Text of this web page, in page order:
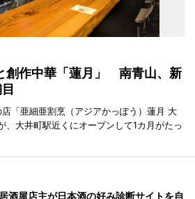
創作中華「蓮月」 南青山、新
「亜細亜割烹（アジアかっぽう）蓮月 大
、大井町駅近くにオープンして1カ月がたっ
酒屋店主が日本酒の好み診断サイトを自